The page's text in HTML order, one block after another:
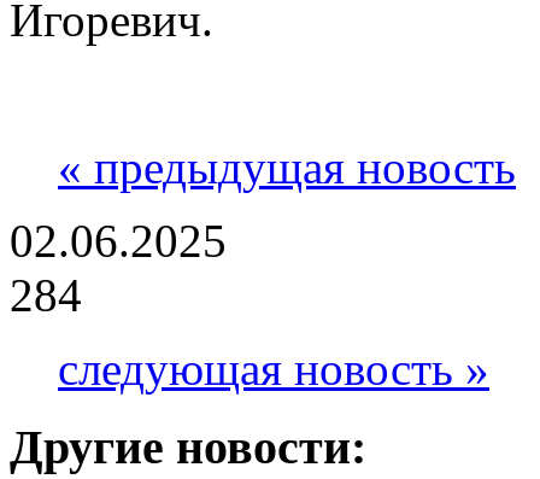
Игоревич.
« предыдущая новость
02.06.2025
284
следующая новость »
Другие новости: